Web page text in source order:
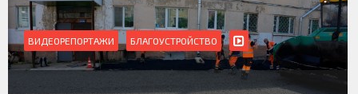
ВИДЕОРЕПОРТАЖИ
Магадан присоединился к пилотному проекту по